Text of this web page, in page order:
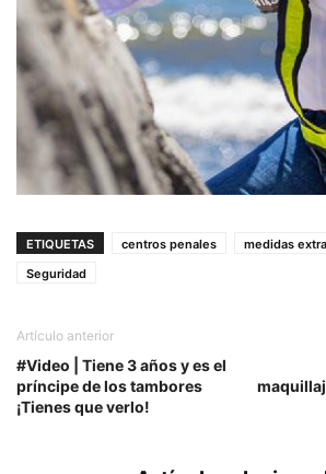
ETIQUETAS centros penales medidas
Seguridad
Artículo anterior
#Video | Tiene 3 años y es el
príncipe de los tambores
¡Tienes que verlo!